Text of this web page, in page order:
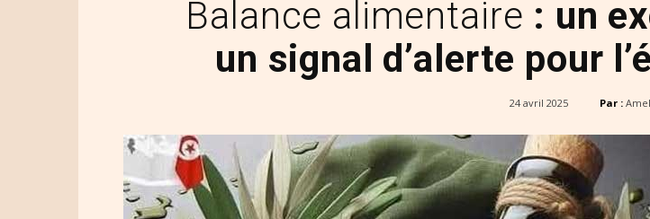
Balance alimentaire : un
un signal d’alerte pour
24 avril 2025 Par :